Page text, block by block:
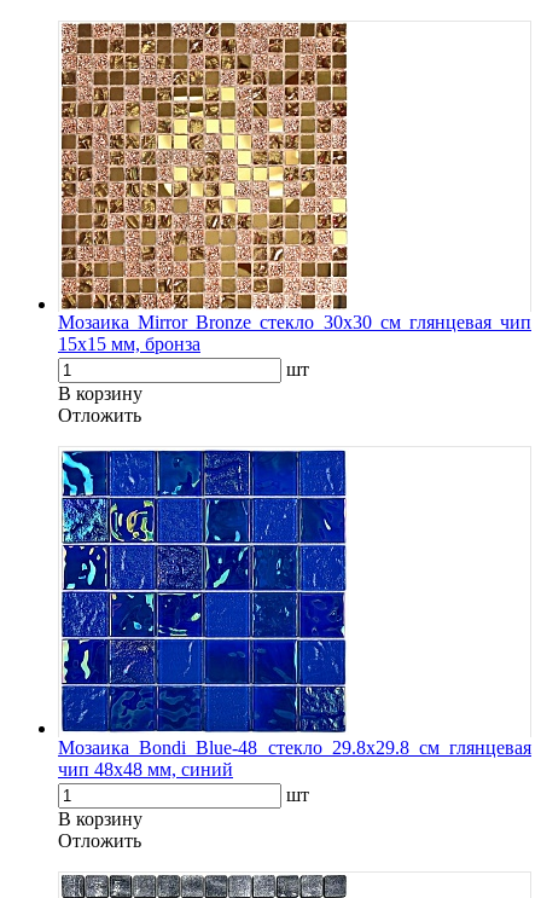
Мозаика Mirror Bronze стекло 30х30 см глянцевая чип
15х15 мм, бронза
шт
В корзину
Oтложить
Мозаика Bondi Blue-48 стекло 29.8х29.8 см глянцевая
чип 48х48 мм, синий
шт
В корзину
Oтложить